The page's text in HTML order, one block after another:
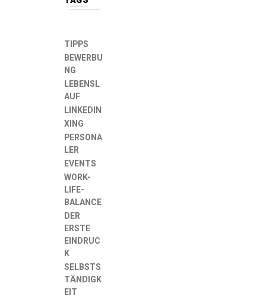
TIPPS
BEWERBU
NG
LEBENSL
AUF
LINKEDIN
XING
PERSONA
LER
EVENTS
WORK-
LIFE-
BALANCE
DER
ERSTE
EINDRUC
K
SELBSTS
TÄNDIGK
EIT